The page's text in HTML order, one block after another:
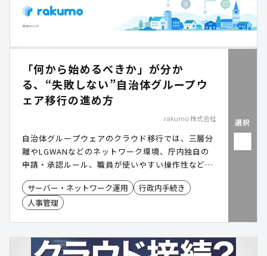
「何から始めるべきか」が分か
る、“失敗しない”自治体グループウ
ェア移行の進め方
rakumo 株式会社
自治体グループウェアのクラウド移行では、三層分
離やLGWANなどのネットワーク環境、庁内独自の
申請・承認ルール、職員が使いやすい操作性など、
事前に整理すべき論点があります。初期段階で全体
像を把握できていない場合、移行後も紙やExcel運
用が残り、現場に定着しにくくなるケースがありま
や実践ステップ、運用課題への対応方法、
サーバー・ネットワーク運用
行政内手続き
人事管理
選択